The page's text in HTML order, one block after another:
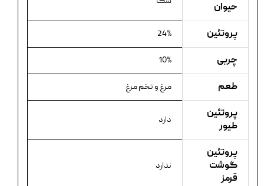
حیوان
پروتئین 24%
چربی 10%
طعم مرغ و تخم مرغ
پروتئین
طیور
دارد
پروتئین
گوشت
قرمز
ندارد